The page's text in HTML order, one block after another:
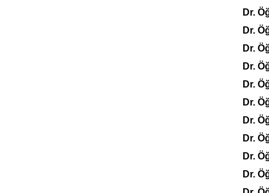
Dr.
Dr.
Dr.
Dr.
Dr.
Dr.
Dr.
Dr.
Dr.
Dr.